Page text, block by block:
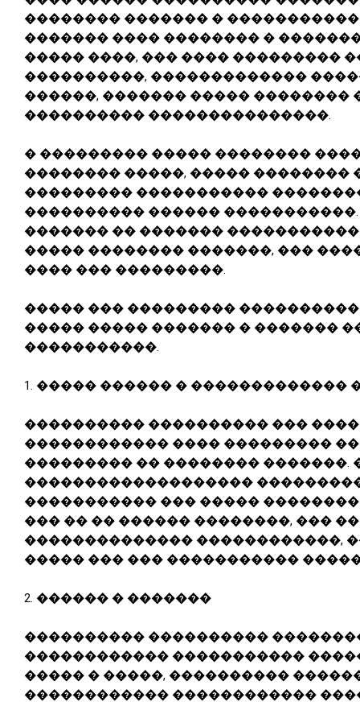
�������� ������� �
������� ���� �������� �
����� ����, ��� ���� ���������
����������, �������������
������, ������� ����� ��������
���������� ���������������.
� ��������� ����� ��������
�������� �����, ����� ��������
��������� �����������
���������� ������
������� �� �������
����� �������� �������, ���
���� ��� ���������.
����� ��� ���������
����� ����� ������� � �������
�����������.
1. ����� ������ � �������������
���������� ���������� ���
������������ ���� ���������
��������� �� �������� �������.
�������������������
����������� ��� �����
��� �� �� ������ ��������, ���
�������������� ������������,
����� ��� ��� �����������
2. ������ � �������
���������� ����������
������������ �����������
����� � �����, ����������
������������ ������������